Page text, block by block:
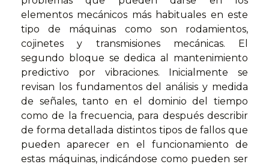
elementos mecánicos más habituales en este
tipo de máquinas como son rodamientos,
cojinetes y transmisiones mecánicas. El
segundo bloque se dedica al mantenimiento
predictivo por vibraciones. Inicialmente se
revisan los fundamentos del análisis y medida
de señales, tanto en el dominio del tiempo
como de la frecuencia, para después describir
de forma detallada distintos tipos de fallos que
pueden aparecer en el funcionamiento de
estas máquinas, indicándose como pueden ser